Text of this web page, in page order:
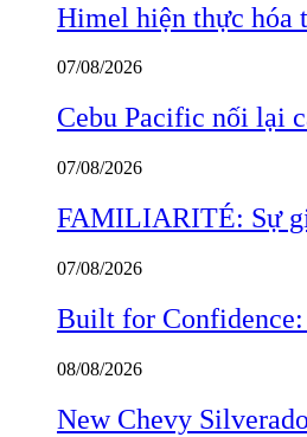
Himel hiện thực hóa
07/08/2026
Cebu Pacific nối lại
07/08/2026
FAMILIARITÉ: Sự
07/08/2026
Built for
08/08/2026
New Chevy